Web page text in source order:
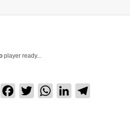
player ready...
Facebook
TwitterWhatsApp
LinkedIn